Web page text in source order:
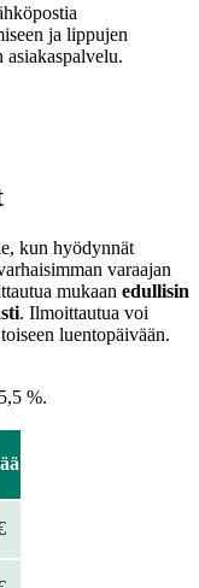
ja lippujen
asiakaspalvelu.
kun hyödynnät
varaajan
mukaan edullisin
. Ilmoittautua voi
luentopäivään.
%.